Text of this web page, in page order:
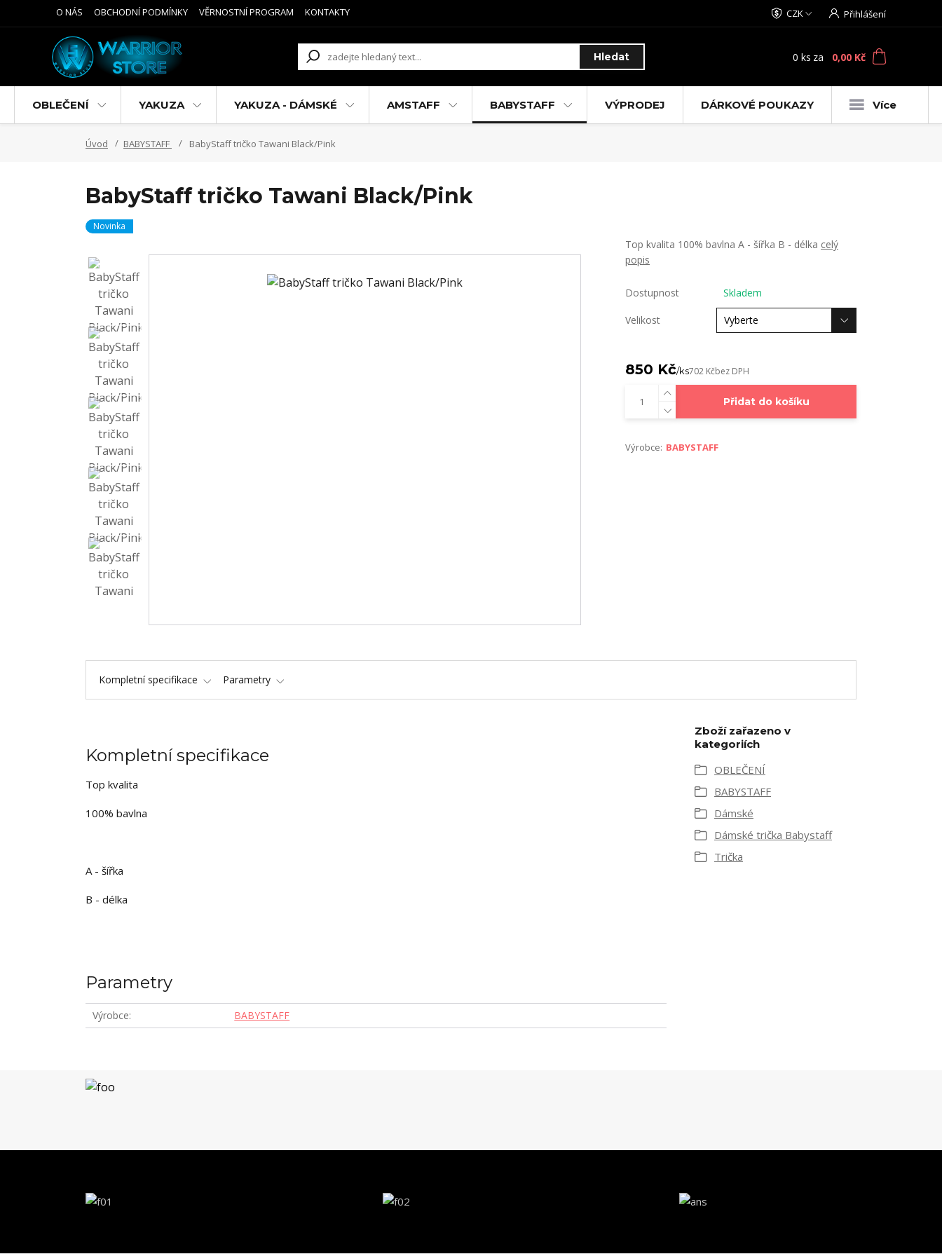
O NÁS OBCHODNÍ PODMÍNKY VĚRNOSTNÍ PROGRAM KONTAKTY CZK Přihlášení
Hledat 0 ks za 0,00 Kč
OBLEČENÍ YAKUZA YAKUZA - DÁMSKÉ AMSTAFF BABYSTAFF VÝPRODEJ DÁRKOVÉ POUKAZY Více
Úvod BABYSTAFF BabyStaff tričko Tawani Black/Pink
BabyStaff tričko Tawani Black/Pink
Novinka
Top kvalita 100% bavlna A - šířka B - délka celý
popis
Dostupnost Skladem
Velikost
850 Kč/ks702 Kčbez DPH
Přidat do košíku
Výrobce: BABYSTAFF
Kompletní specifikace Parametry
Kompletní specifikace
Top kvalita
100% bavlna
A - šířka
B - délka
Parametry
Výrobce BABYSTAFF
Zboží zařazeno v
kategoriích
OBLEČENÍ
BABYSTAFF
Dámské
Dámské trička Babystaff
Trička